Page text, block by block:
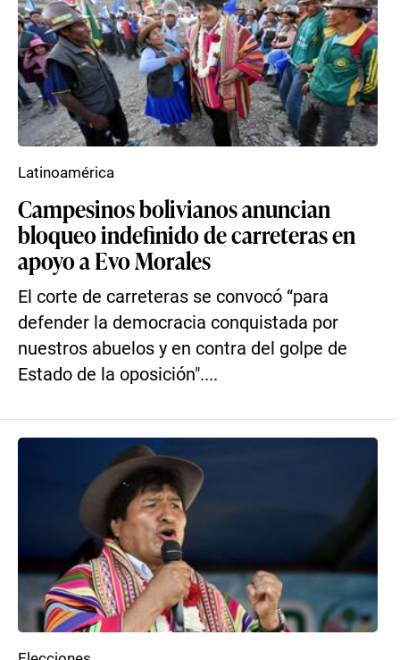
Campesinos bolivianos anuncian
bloqueo indefinido de carreteras en
apoyo a Evo Morales
El corte de carreteras se convocó “para
defender la democracia conquistada por
nuestros abuelos y en contra del golpe de
Estado de la oposición"....
Latinoamérica